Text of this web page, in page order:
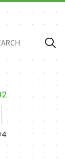
2
4
2
4
2
4
2
4